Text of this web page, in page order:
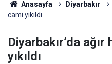
Anasayfa Diyarbakır
cami yıkıldı
Diyarbakır’da
yıkıldı